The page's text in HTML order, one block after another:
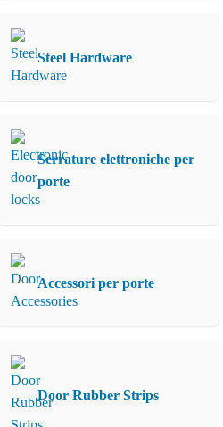
Steel Hardware
Serrature elettroniche per
porte
Accessori per porte
Door Rubber Strips